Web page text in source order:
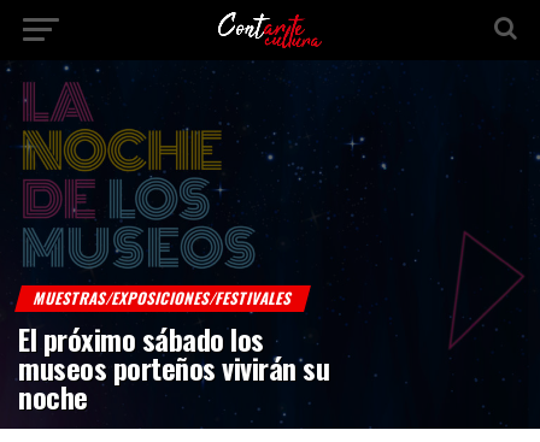
MUESTRAS/EXPOSICIONES/FESTIVALES
El próximo sábado los
museos porteños vivirán su
noche